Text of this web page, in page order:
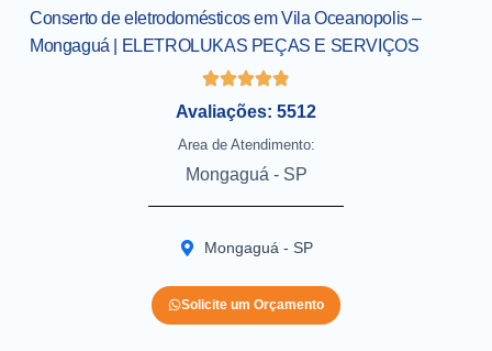
Conserto de eletrodomésticos em Vila Oceanopolis –
Mongaguá | ELETROLUKAS PEÇAS E SERVIÇOS
Avaliações: 5512
Area de Atendimento:
Mongaguá - SP
Mongaguá - SP
Solicite um Orçamento